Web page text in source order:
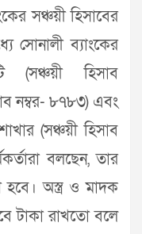
সঞ্চয়ী হিসাবের
সোনালী ব্যাংকের
(সঞ্চয়ী হিসাব
নম্বর- ৮৭৮৩) এবং
(সঞ্চয়ী হিসাব
বলছেন, তার
অস্ত্র ও মাদক
টাকা রাখতো বলে